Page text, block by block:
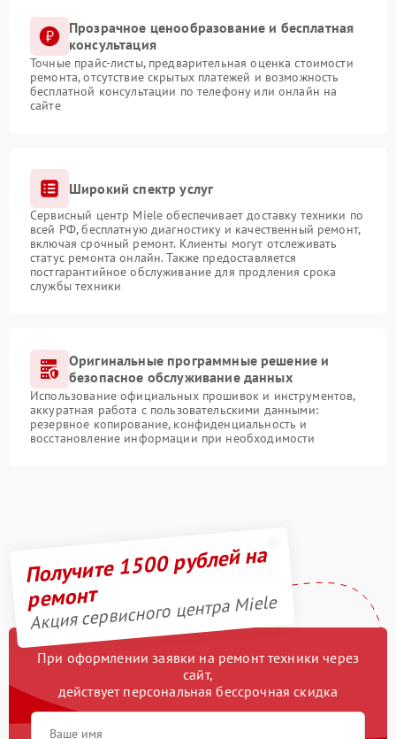
Прозрачное ценообразование и бесплатная
консультация
Точные прайс-листы, предварительная оценка стоимости
ремонта, отсутствие скрытых платежей и возможность
бесплатной консультации по телефону или онлайн на
сайте
Широкий спектр услуг
Сервисный центр Miele обеспечивает доставку техники по
всей РФ, бесплатную диагностику и качественный ремонт,
включая срочный ремонт. Клиенты могут отслеживать
статус ремонта онлайн. Также предоставляется
постгарантийное обслуживание для продления срока
службы техники
Оригинальные программные решение и
безопасное обслуживание данных
Использование официальных прошивок и инструментов,
аккуратная работа с пользовательскими данными:
резервное копирование, конфиденциальность и
восстановление информации при необходимости
Получите 1500 рублей на
ремонт
Акция сервисного центра Miele
При оформлении заявки на ремонт техники через
сайт,
действует персональная бессрочная скидка